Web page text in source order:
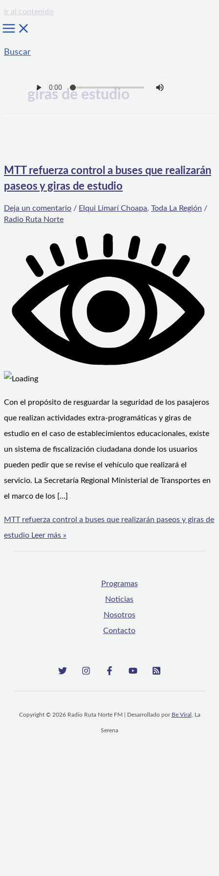
Ir al contenido
Buscar
giras de estudio
MTT refuerza control a buses que realizarán
paseos y giras de estudio
Deja un comentario / Elqui Limarí Choapa, Toda La Región /
Radio Ruta Norte
Con el propósito de resguardar la seguridad de los pasajeros
que realizan actividades extra-programáticas y giras de
estudio en el caso de establecimientos educacionales, existe
un sistema de fiscalización ciudadana donde los usuarios
pueden pedir que se revise el vehículo que realizará el
servicio. La Secretaría Regional Ministerial de Transportes en
el marco de los […]
MTT refuerza control a buses que realizarán paseos y giras de
estudio Leer más »
Programas
Noticias
Nosotros
Contacto
Copyright © 2026 Radio Ruta Norte FM | Desarrollado por Be Viral , La
Serena